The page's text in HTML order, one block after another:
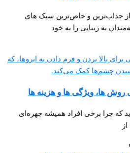
جذاب‌ترین و خاص‌ترین سبک های
به زیبایی را به خود
ها، ویژگی ها و هزینه‌ ها
که چرا برخی افراد همیشه چهره‌ای